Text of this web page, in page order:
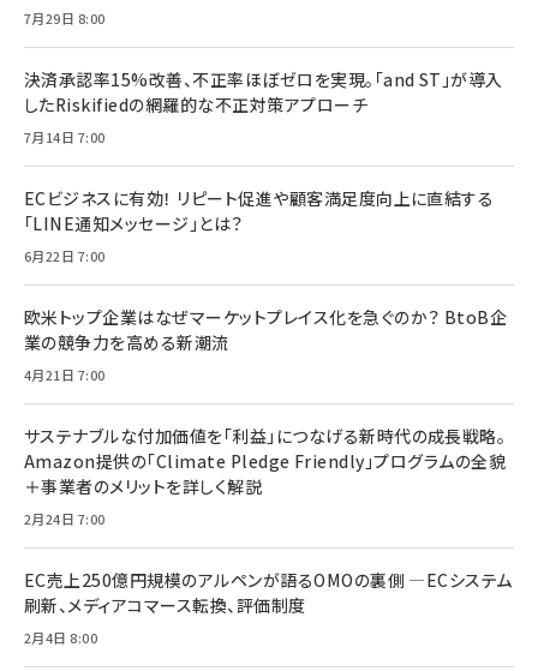
7月29日 8:00
決済承認率15%改善、不正率ほぼゼロを実現。「and ST」が導入
したRiskifiedの網羅的な不正対策アプローチ
7月14日 7:00
ECビジネスに有効！ リピート促進や顧客満足度向上に直結する
「LINE通知メッセージ」とは？
6月22日 7:00
欧米トップ企業はなぜマーケットプレイス化を急ぐのか？ BtoB企
業の競争力を高める新潮流
4月21日 7:00
サステナブルな付加価値を「利益」につなげる新時代の成長戦略。
Amazon提供の「Climate Pledge Friendly」プログラムの全貌
＋事業者のメリットを詳しく解説
2月24日 7:00
EC売上250億円規模のアルペンが語るOMOの裏側 ―ECシステム
刷新、メディアコマース転換、評価制度
2月4日 8:00